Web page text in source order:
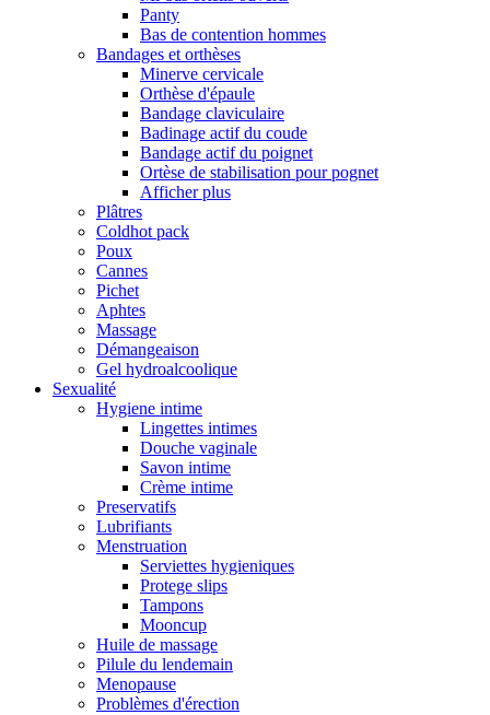
Panty
Bas de contention hommes
Bandages et orthèses
Minerve cervicale
Orthèse d'épaule
Bandage claviculaire
Badinage actif du coude
Bandage actif du poignet
Ortèse de stabilisation pour pognet
Afficher plus
Plâtres
Coldhot pack
Poux
Cannes
Pichet
Aphtes
Massage
Démangeaison
Gel hydroalcoolique
Sexualité
Hygiene intime
Lingettes intimes
Douche vaginale
Savon intime
Crème intime
Preservatifs
Lubrifiants
Menstruation
Serviettes hygieniques
Protege slips
Tampons
Mooncup
Huile de massage
Pilule du lendemain
Menopause
Problèmes d'érection